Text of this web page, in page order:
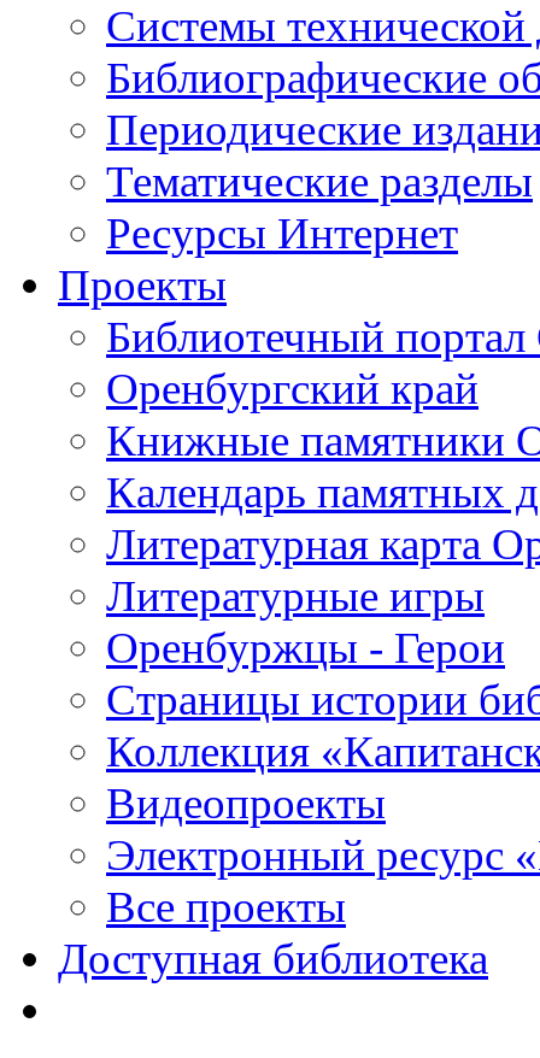
Cистемы
Библиографические
Периодические
Тематические разделы
Ресурсы Интернет
Проекты
Библиотечный портал
Оренбургский край
Книжные памятники
Календарь памятных
Литературная карта
Литературные игры
Оренбуржцы - Герои
Страницы истории
Коллекция
Видеопроекты
Электронный ресурс
Все проекты
Доступная библиотека